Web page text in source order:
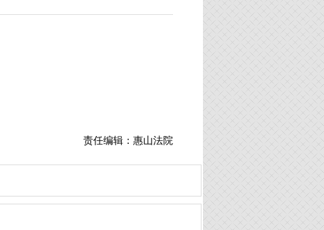
责任编辑：惠山法院